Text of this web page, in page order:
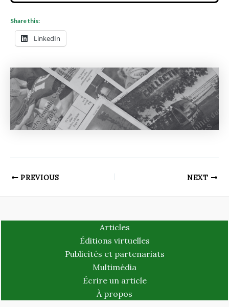
Share this:
LinkedIn
PREVIOUS NEXT
Articles
Éditions virtuelles
Publicités et partenariats
Multimédia
Écrire un article
À propos